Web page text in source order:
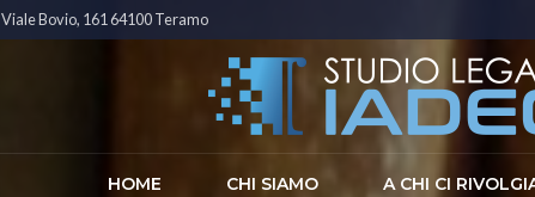
Viale Bovio, 161 64100 Teramo
HOME CHI SIAMO A CHI CI